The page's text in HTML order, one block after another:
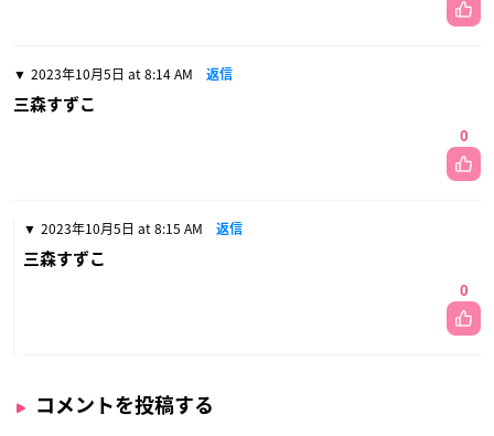
2023年10月5日 at 8:14 AM 返信
三森すずこ
0
2023年10月5日 at 8:15 AM 返信
三森すずこ
0
コメントを投稿する